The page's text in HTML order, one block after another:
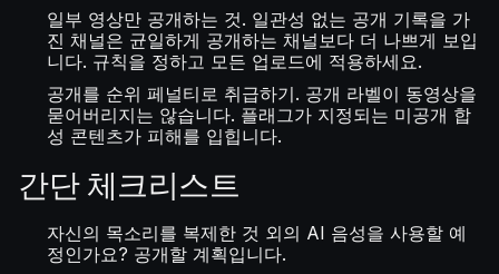
일부 영상만 공개하는 것. 일관성 없는 공개 기록을 가
진 채널은 균일하게 공개하는 채널보다 더 나쁘게 보입
니다. 규칙을 정하고 모든 업로드에 적용하세요.
공개를 순위 페널티로 취급하기. 공개 라벨이 동영상을
묻어버리지는 않습니다. 플래그가 지정되는 미공개 합
성 콘텐츠가 피해를 입힙니다.
간단 체크리스트
자신의 목소리를 복제한 것 외의 AI 음성을 사용할 예
정인가요? 공개할 계획입니다.